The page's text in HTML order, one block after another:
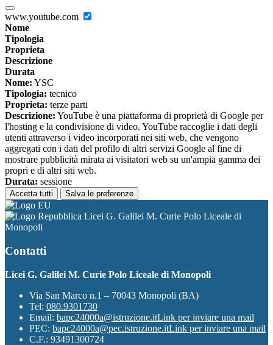
www.youtube.com
Nome
Tipologia
Proprieta
Descrizione
Durata
Nome: YSC
Tipologia: tecnico
Proprieta: terze parti
Descrizione: YouTube è una piattaforma di proprietà di Google per
l'hosting e la condivisione di video. YouTube raccoglie i dati degli
utenti attraverso i video incorporati nei siti web, che vengono
aggregati con i dati del profilo di altri servizi Google al fine di
mostrare pubblicità mirata ai visitatori web su un'ampia gamma dei
propri e di altri siti web.
Durata: sessione
Accetta tutti Salva le preferenze
Licei G. Galilei M. Curie Polo Liceale di
Monopoli
Contatti
Licei G. Galilei M. Curie Polo Liceale di Monopoli
Via San Marco n.1 – 70043 Monopoli (BA)
Tel: 080.9301730
Email: bapc24000a@istruzione.itLink per inviare una mail
PEC: bapc24000a@pec.istruzione.itLink per inviare una mail
C.F.: 93491300724